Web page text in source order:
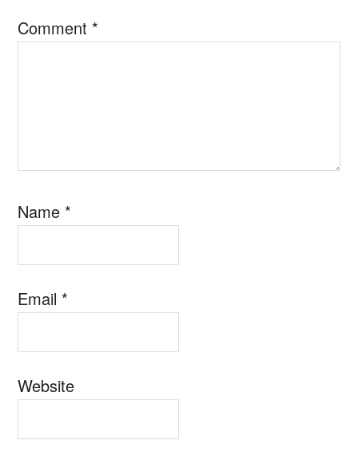
Comment *
Name *
Email *
Website